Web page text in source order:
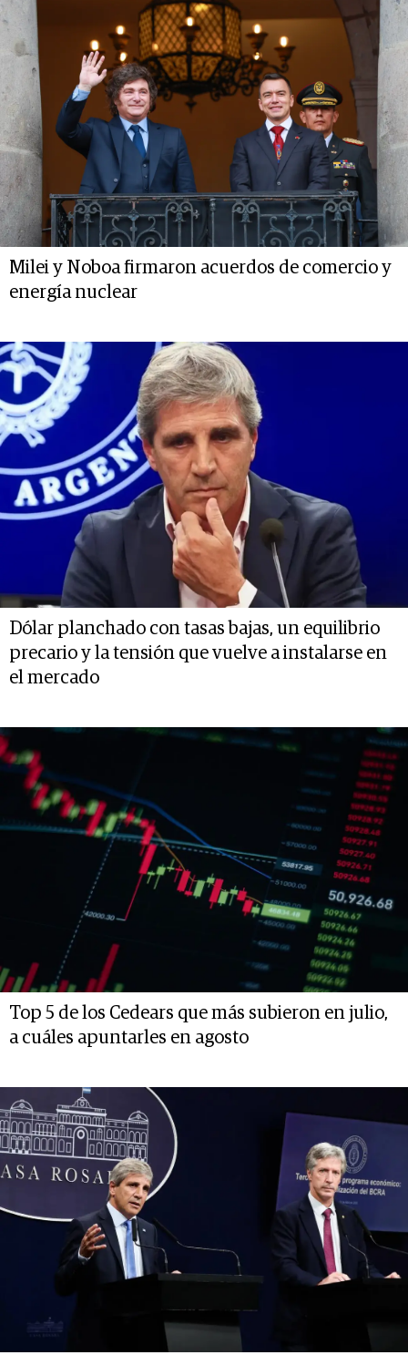
Milei y Noboa firmaron acuerdos de comercio y
energía nuclear
Dólar planchado con tasas bajas, un equilibrio
precario y la tensión que vuelve a instalarse en
el mercado
Top 5 de los Cedears que más subieron en julio,
a cuáles apuntarles en agosto